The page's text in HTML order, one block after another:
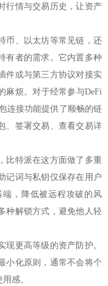
行情与交易历史，让资产
币、以太坊等常见链，还
有者的需求。它内置多种
件或与第三方协议对接实
麻烦。对于经常参与DeFi
连接功能提供了顺畅的链
、签署交易、查看交易详
比特派在这方面做了多重
记词与私钥仅保存在用户
，降低被远程攻破的风
种解锁方式，避免他人轻
更高等级的资产防护。
小化原则，通常不会将个
感。